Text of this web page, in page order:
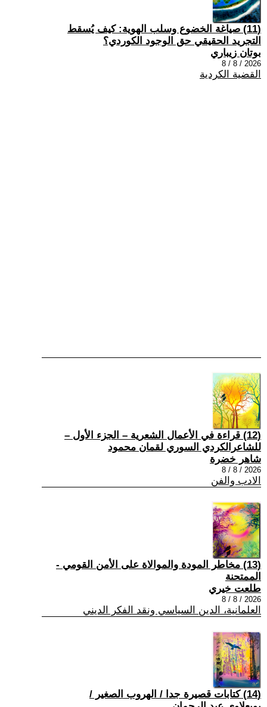
(11) صياغة الخضوع وسلب الهوية: كيف يُسقط
التجريد الحقيقي حق الوجود الكوردي؟
بوتان زيباري
2026 / 8 / 8
القضية الكردية
(12) قراءة في الأعمال الشعرية – الجزء الأول –
للشاعرالكردي السوري لقمان محمود
شاهر خضرة
2026 / 8 / 8
الادب والفن
(13) مخاطر المودة والموالاة على الأمن القومي -
الممتحنة
طلعت خيري
2026 / 8 / 8
العلمانية، الدين السياسي ونقد الفكر الديني
(14) كتابات قصيرة جدا / الهروب الصغير /